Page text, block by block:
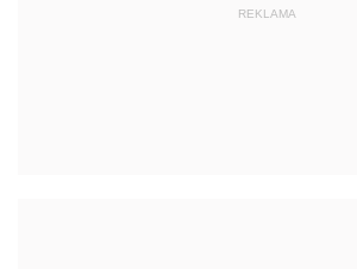
REKLAMA